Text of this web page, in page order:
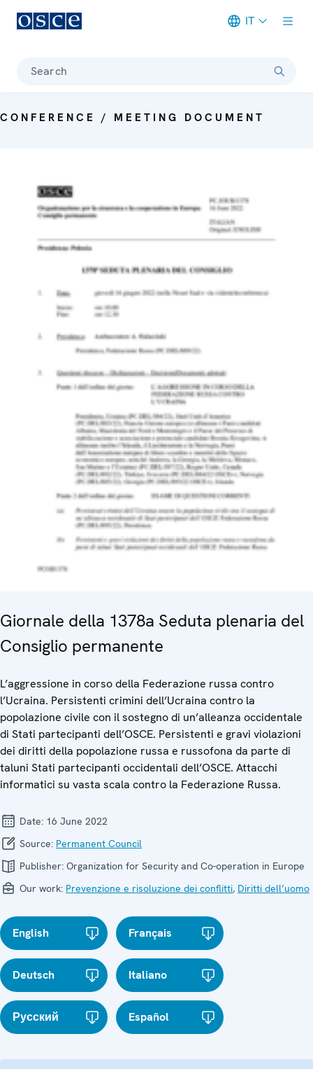
IT
Search
CONFERENCE / MEETING DOCUMENT
Giornale della 1378a Seduta plenaria del
Consiglio permanente
L’aggressione in corso della Federazione russa contro
l’Ucraina. Persistenti crimini dell’Ucraina contro la
popolazione civile con il sostegno di un’alleanza occidentale
di Stati partecipanti dell’OSCE. Persistenti e gravi violazioni
dei diritti della popolazione russa e russofona da parte di
taluni Stati partecipanti occidentali dell’OSCE. Attacchi
informatici su vasta scala contro la Federazione Russa.
Date: 16 June 2022
Source: Permanent Council
Publisher: Organization for Security and Co-operation in Europe
Our work: Prevenzione e risoluzione dei conflitti, Diritti dell’uomo
English Français
Deutsch Italiano
Русский Español